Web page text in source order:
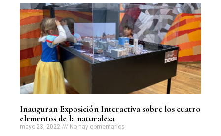
Inauguran Exposición Interactiva sobre los cuatro
elementos de la naturaleza
mayo 23, 2022 No hay comentarios